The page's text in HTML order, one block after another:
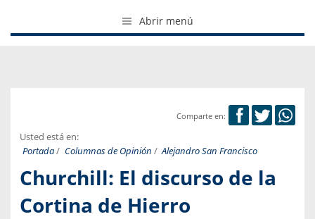
Abrir menú
Comparte en:
Usted está en:
Portada/ Columnas de Opinión / Alejandro San Francisco
Churchill: El discurso de la
Cortina de Hierro